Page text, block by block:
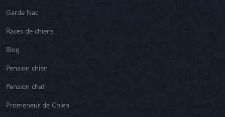
Garde Nac
Races de chiens
Blog
Pension chien
Pension chat
Promeneur de Chien